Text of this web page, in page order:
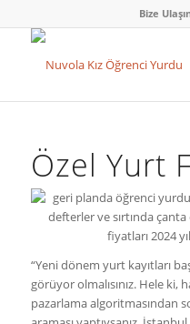
Bize
Özel Yurt
“Yeni dönem yurt kayıtları
görüyor olmalısınız. Hele ki,
pazarlama algoritmasından